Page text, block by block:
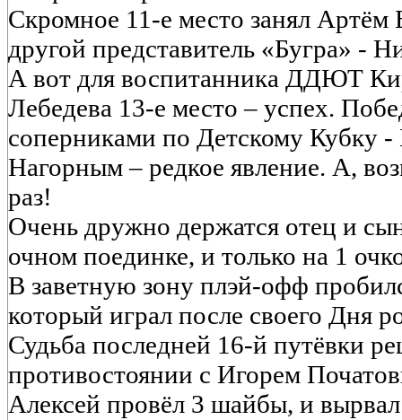
Скромное 11-е место занял Артём
другой представитель «Бугра» -
А вот для воспитанника ДДЮТ
Лебедева 13-е место – успех.
соперниками по Детскому Кубку
Нагорным – редкое явление. А,
раз!
Очень дружно держатся отец и
очном поединке, и только на 1
В заветную зону плэй-офф
который играл после своего Дня
Судьба последней 16-й путёвки
противостоянии с Игорем
Алексей провёл 3 шайбы, и